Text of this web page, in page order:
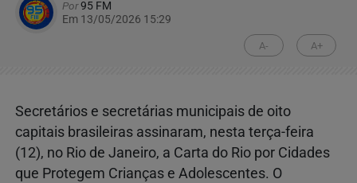
Por95 FM
Em 13/05/2026 15:29
A- A+
Secretários e secretárias municipais de oito
capitais brasileiras assinaram, nesta terça‑feira
(12), no Rio de Janeiro, a Carta do Rio por Cidades
que Protegem Crianças e Adolescentes. O